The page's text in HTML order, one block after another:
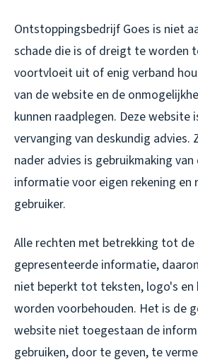
Ontstoppingsbedrijf Goes is niet
schade die is of dreigt te worden
voortvloeit uit of enig verband
van de website en de
kunnen raadplegen. Deze
vervanging van deskundig
nader advies is gebruikmaking
informatie voor eigen rekening en
gebruiker.
Alle rechten met betrekking tot
gepresenteerde informatie,
niet beperkt tot teksten, logo's en
worden voorbehouden. Het is de
website niet toegestaan de
gebruiken, door te geven, te